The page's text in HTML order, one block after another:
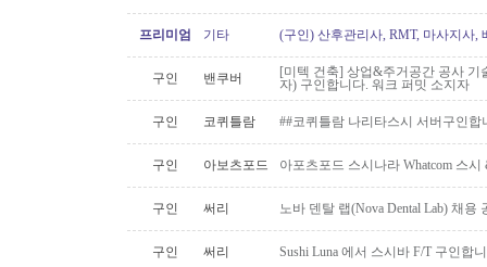
프리미엄 기타 (구인) 산후관리사, RMT, 마사지사,
구인 밴쿠버
[미텍 건축] 상업&주거공간 공사
자) 구인합니다. 워크 퍼밋 소지자
구인 코퀴틀람 ##코퀴틀람 나리타스시 서버구인합
구인 아보츠포드 아포츠포드 스시나라 Whatcom 스
구인 써리 노바 덴탈 랩(Nova Dental Lab) 채용
구인 써리 Sushi Luna 에서 스시바 F/T 구인합